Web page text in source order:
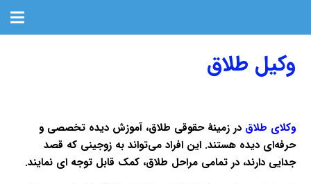
وکیل طلاق
وکلای طلاق در زمینهٔ حقوقی طلاق، آموزش دیده تخصصی و
حرفه‌ای دیده هستند. این افراد می‌تواند به زوجینی که قصد
جدایی دارند، در تمامی مراحل طلاق، کمک قابل توجه ای نمایند.